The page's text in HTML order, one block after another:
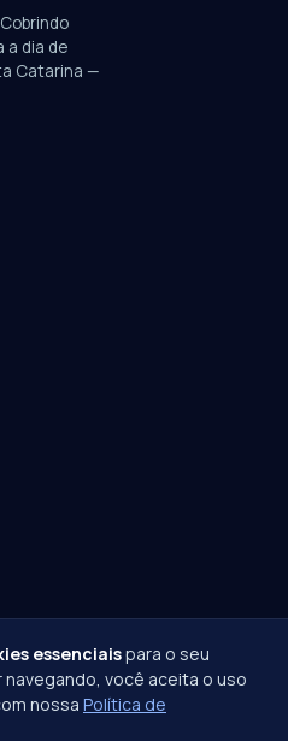
e editorias do JN
a dia de
Catarina —
essenciaispara o seu
você aceita o uso
nossa Política de